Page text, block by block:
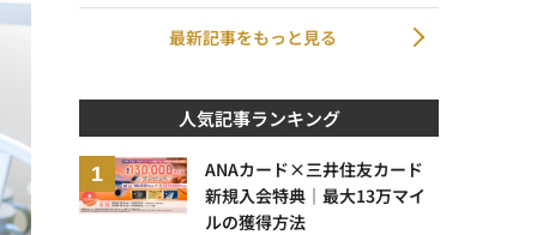
最新記事をもっと見る
人気記事ランキング
ANAカード×三井住友カード
新規入会特典｜最大13万マイ
ルの獲得方法